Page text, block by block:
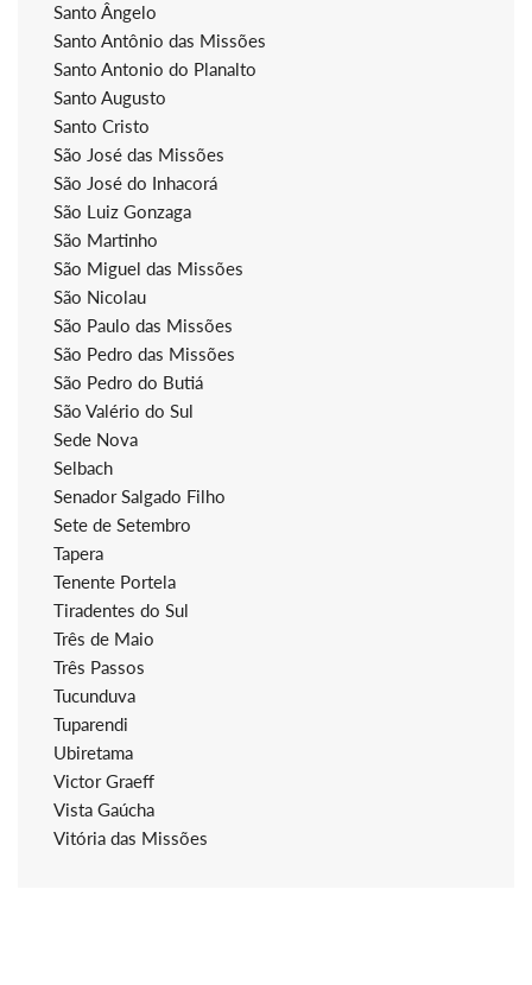
Santo Ângelo
Santo Antônio das Missões
Santo Antonio do Planalto
Santo Augusto
Santo Cristo
São José das Missões
São José do Inhacorá
São Luiz Gonzaga
São Martinho
São Miguel das Missões
São Nicolau
São Paulo das Missões
São Pedro das Missões
São Pedro do Butiá
São Valério do Sul
Sede Nova
Selbach
Senador Salgado Filho
Sete de Setembro
Tapera
Tenente Portela
Tiradentes do Sul
Três de Maio
Três Passos
Tucunduva
Tuparendi
Ubiretama
Victor Graeff
Vista Gaúcha
Vitória das Missões